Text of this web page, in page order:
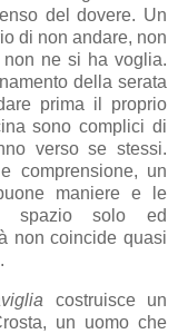
del dovere. Un
di non andare, non
non ne si ha voglia.
della serata
prima il proprio
sono complici di
verso se stessi.
comprensione, un
maniere e le
spazio solo ed
non coincide quasi
costruisce un
un uomo che